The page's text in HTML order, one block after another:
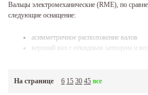
Вальцы электромеханические (RME), по
следующие оснащение:
асимметричное расположение валов
верхний вал с откидным затвором и
точная установка заднего вала при
На странице 6 15 30 45 все